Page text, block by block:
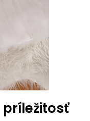
príležitosť